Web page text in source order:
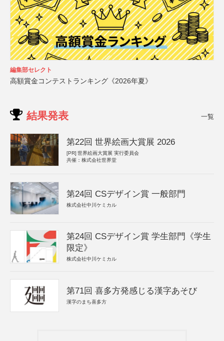
編集部セレクト
高額賞金コンテストランキング《2026年夏》
結果発表 一覧
第22回 世界絵画大賞展 2026
[PR] 世界絵画大賞展 実行委員会
共催：株式会社世界堂
第24回 CSデザイン賞 一般部門
株式会社中川ケミカル
第24回 CSデザイン賞 学生部門《学生
限定》
株式会社中川ケミカル
第71回 喜多方発感じる漢字あそび
漢字のまち喜多方